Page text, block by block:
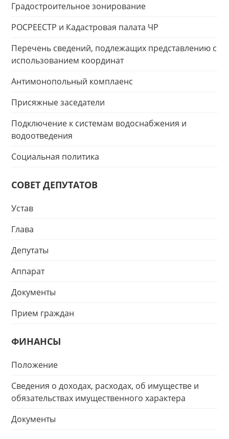
Градостроительное зонирование
РОСРЕЕСТР и Кадастровая палата ЧР
Перечень сведений, подлежащих представлению с
использованием координат
Антимонопольный комплаенс
Присяжные заседатели
Подключение к системам водоснабжения и
водоотведения
Социальная политика
СОВЕТ ДЕПУТАТОВ
Устав
Глава
Депутаты
Аппарат
Документы
Прием граждан
ФИНАНСЫ
Положение
Сведения о доходах, расходах, об имуществе и
обязательствах имущественного характера
Документы